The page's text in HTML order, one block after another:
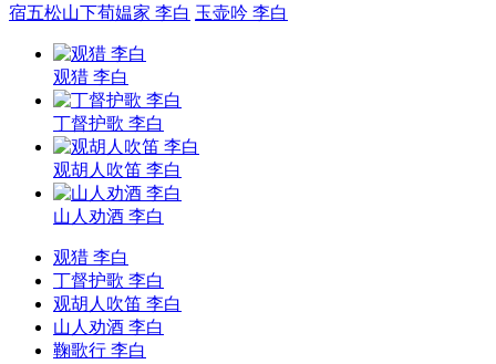
宿五松山下荀媪家 李白 玉壶吟 李白
观猎 李白
丁督护歌 李白
观胡人吹笛 李白
山人劝酒 李白
观猎 李白
丁督护歌 李白
观胡人吹笛 李白
山人劝酒 李白
鞠歌行 李白